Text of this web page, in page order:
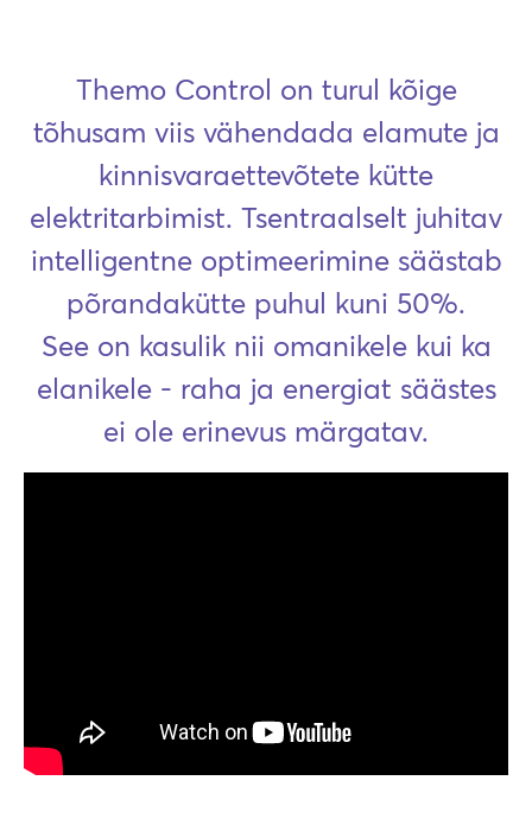
Themo Control on turul kõige
tõhusam viis vähendada elamute ja
kinnisvaraettevõtete kütte
elektritarbimist. Tsentraalselt juhitav
intelligentne optimeerimine säästab
põrandakütte puhul kuni 50%.
See on kasulik nii omanikele kui ka
elanikele - raha ja energiat säästes
ei ole erinevus märgatav.